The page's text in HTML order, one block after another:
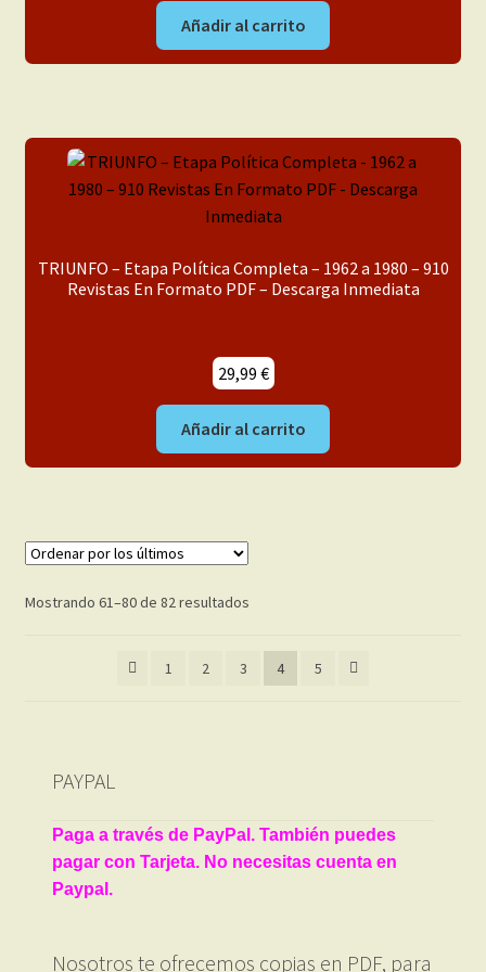
original
era:
es:
Añadir al carrito
TRIUNFO – Etapa Política Completa – 1962 a 1980 – 910
Revistas En Formato PDF – Descarga Inmediata
29,99 €
Añadir al carrito
Mostrando 61–80 de 82 resultadosOrdenado
los
últimos
1 2 3 4 5
PAYPAL
Paga a través de PayPal. También puedes
pagar con Tarjeta. No necesitas cuenta en
Paypal.
Nosotros te ofrecemos copias en PDF, para